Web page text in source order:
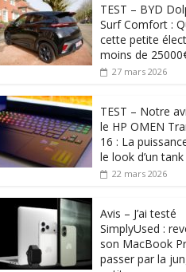
TEST – BYD
Surf Comfort :
cette petite
moins de
27 mars 2026
TEST – Notre
le HP OMEN
16 : La
le look d’un tank
22 mars 2026
Avis – J’ai testé
SimplyUsed :
son MacBook
passer par la